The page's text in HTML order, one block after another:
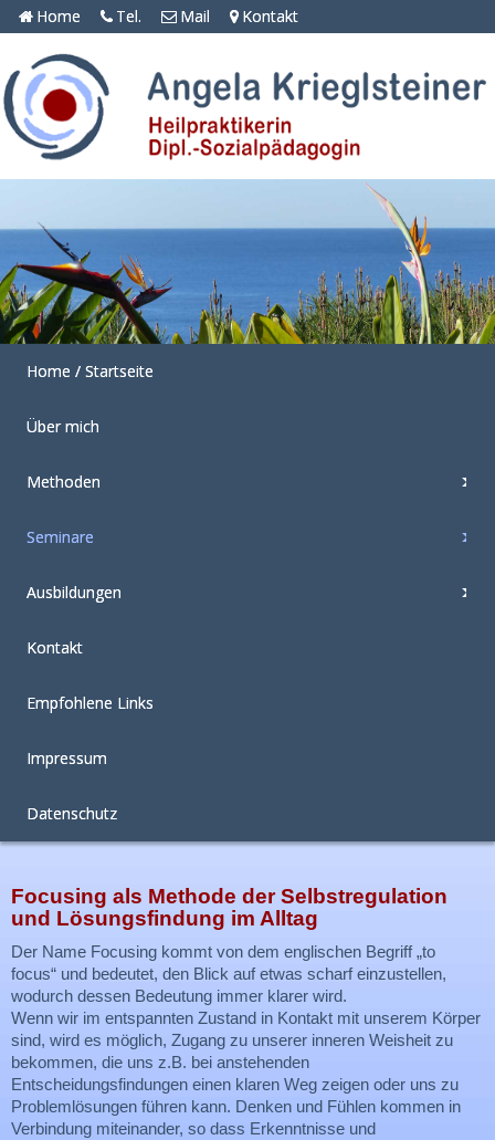
Home Tel. Mail Kontakt
Home / Startseite
Über mich
Methoden
Seminare
Ausbildungen
Kontakt
Empfohlene Links
Impressum
Datenschutz
Focusing als Methode der Selbstregulation
und Lösungsfindung im Alltag
Der Name Focusing kommt von dem englischen Begriff „to
focus“ und bedeutet, den Blick auf etwas scharf einzustellen,
wodurch dessen Bedeutung immer klarer wird.
Wenn wir im entspannten Zustand in Kontakt mit unserem Körper
sind, wird es möglich, Zugang zu unserer inneren Weisheit zu
bekommen, die uns z.B. bei anstehenden
Entscheidungsfindungen einen klaren Weg zeigen oder uns zu
Problemlösungen führen kann. Denken und Fühlen kommen in
Verbindung miteinander, so dass Erkenntnisse und